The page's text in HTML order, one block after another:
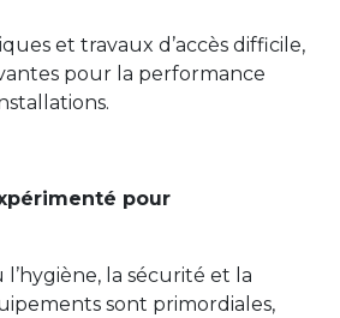
et travaux d’accès difficile,
pour la performance
pour
la sécurité et la
sont primordiales,